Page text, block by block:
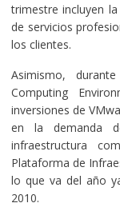
trimestre incluyen
de servicios
los clientes.
Asimismo,
Computing
inversiones de
en la demanda
infraestructura
Plataforma de
lo que va del año
2010.